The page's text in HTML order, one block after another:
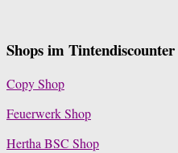
Shops im Tintendiscounter
Copy Shop
Feuerwerk Shop
Hertha BSC Shop